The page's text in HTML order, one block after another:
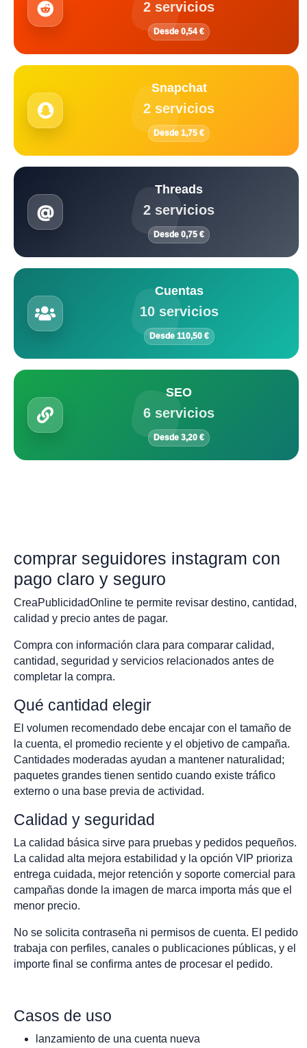
2 servicios
Desde 0,54 €
Snapchat
2 servicios
Desde 1,75 €
Threads
2 servicios
Desde 0,75 €
Cuentas
10 servicios
Desde 110,50 €
SEO
6 servicios
Desde 3,20 €
comprar seguidores instagram con
pago claro y seguro
CreaPublicidadOnline te permite revisar destino, cantidad,
calidad y precio antes de pagar.
Compra con información clara para comparar calidad,
cantidad, seguridad y servicios relacionados antes de
completar la compra.
Qué cantidad elegir
El volumen recomendado debe encajar con el tamaño de
la cuenta, el promedio reciente y el objetivo de campaña.
Cantidades moderadas ayudan a mantener naturalidad;
paquetes grandes tienen sentido cuando existe tráfico
externo o una base previa de actividad.
Calidad y seguridad
La calidad básica sirve para pruebas y pedidos pequeños.
La calidad alta mejora estabilidad y la opción VIP prioriza
entrega cuidada, mejor retención y soporte comercial para
campañas donde la imagen de marca importa más que el
menor precio.
No se solicita contraseña ni permisos de cuenta. El pedido
trabaja con perfiles, canales o publicaciones públicas, y el
importe final se confirma antes de procesar el pedido.
Casos de uso
lanzamiento de una cuenta nueva